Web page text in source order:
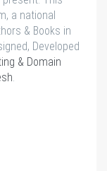
a national
& Books in
Developed
& Domain